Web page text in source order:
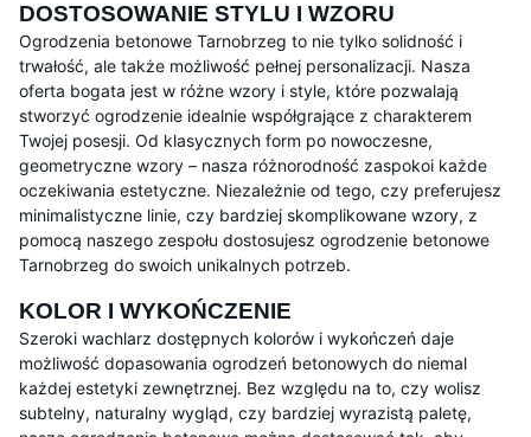
DOSTOSOWANIE STYLU I WZORU
Ogrodzenia betonowe Tarnobrzeg to nie tylko solidność i
trwałość, ale także możliwość pełnej personalizacji. Nasza
oferta bogata jest w różne wzory i style, które pozwalają
stworzyć ogrodzenie idealnie współgrające z charakterem
Twojej posesji. Od klasycznych form po nowoczesne,
geometryczne wzory – nasza różnorodność zaspokoi każde
oczekiwania estetyczne. Niezależnie od tego, czy preferujesz
minimalistyczne linie, czy bardziej skomplikowane wzory, z
pomocą naszego zespołu dostosujesz ogrodzenie betonowe
Tarnobrzeg do swoich unikalnych potrzeb.
KOLOR I WYKOŃCZENIE
Szeroki wachlarz dostępnych kolorów i wykończeń daje
możliwość dopasowania ogrodzeń betonowych do niemal
każdej estetyki zewnętrznej. Bez względu na to, czy wolisz
subtelny, naturalny wygląd, czy bardziej wyrazistą paletę,